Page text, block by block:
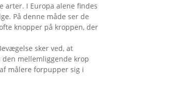
arter. I Europa alene findes
På denne måde ser de
knopper på kroppen, der
sker ved, at
mellemliggende krop
målere forpupper sig i